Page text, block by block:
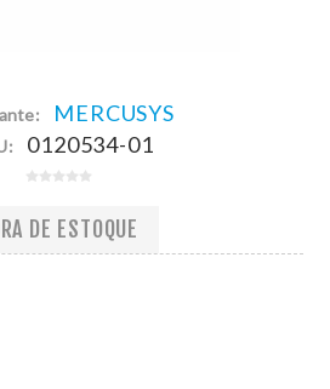
MERCUSYS
0120534-01
DE ESTOQUE